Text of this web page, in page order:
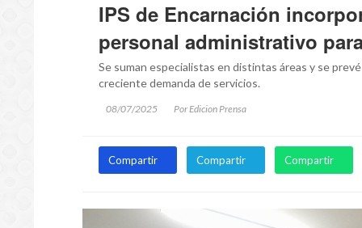
IPS de Encarnación
personal administrativo
Se suman especialistas en distintas áreas y se
creciente demanda de servicios.
08/07/2025 Por Edicion Prensa
Compartir Compartir Compartir